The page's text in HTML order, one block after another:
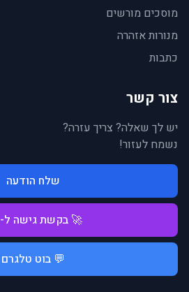
מוסכים מורשים
מנורות אזהרה
כתבות
צור קשר
יש לך שאלה? צריך עזרה?
נשמח לעזור!
שלח הודעה
🚀 בקשת גישה ל-API
💬 בוט טלגרם